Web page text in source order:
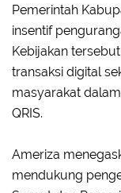
Pemerintah
insentif
Kebijakan
transaksi digital
masyarakat
QRIS.
Ameriza
mendukung